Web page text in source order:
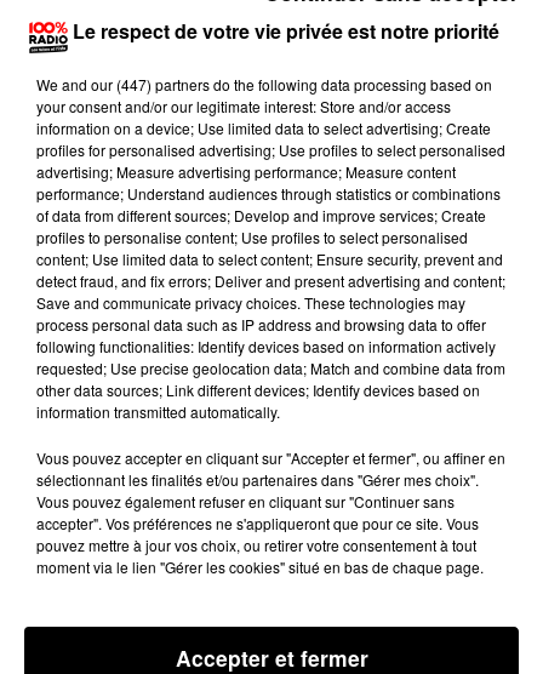
Lecture (1 min 14 sec)
100%
L'agenda du sud tarn du 03/07/2026 à 11h38
3 juillet 2026 - 1 min 14 sec
L'AGENDA DU SUD TARN DU 03/07/2026 À
11H38
L'AGENDA DU SUD TARN
Le respect de votre vie privée est notre priorité
We and our (447) partnersdo the following data processing based on
your consent and/or our legitimate interest: Store and/or access
information on a device; Use limited data to select advertising; Create
profiles for personalised advertising; Use profiles to select personalised
advertising; Measure advertising performance; Measure content
performance; Understand audiences through statistics or combinations
of data from different sources; Develop and improve services; Create
profiles to personalise content; Use profiles to select personalised
content; Use limited data to select content; Ensure security, prevent and
detect fraud, and fix errors; Deliver and present advertising and content;
Save and communicate privacy choices. These technologies may
process personal data such as IP address and browsing data to offer
following functionalities: Identify devices based on information actively
requested; Use precise geolocation data; Match and combine data from
other data sources; Link different devices; Identify devices based on
information transmitted automatically.
Vous pouvez accepter en cliquant sur "Accepter et fermer", ou affiner en
sélectionnant les finalités et/ou partenaires dans "Gérer mes choix".
Vous pouvez également refuser en cliquant sur "Continuer sans
accepter". Vos préférences ne s'appliqueront que pour ce site. Vous
pouvez mettre à jour vos choix, ou retirer votre consentement à tout
moment via le lien "Gérer les cookies" situé en bas de chaque page.
Accepter et fermer